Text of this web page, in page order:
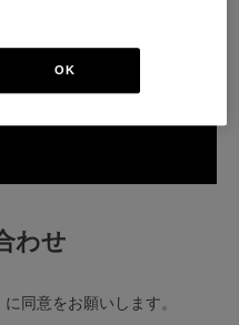
わせ
に同意をお願いします。
OK